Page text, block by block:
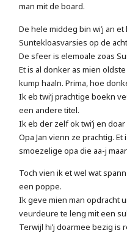
man mit de board.
De hele middeg bin wi’j an
Suntekloasvarsies op de
De sfeer is elemoale zoas
Et is al donker as mien
kump haaln. Prima, hoe
Ik eb twi’j prachtige boekn
een andere titel.
Ik eb der zelf ok twi’j en
Opa Jan vienn ze prachtig.
smoezelige opa die aa-j
Toch vien ik et wel wat
een poppe.
Ik geve mien man opdracht
veurdeure te leng mit een
Terwijl hi’j doarmee bezig is